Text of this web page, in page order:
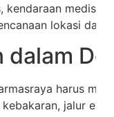
kendaraan medis,
lokasi dan
dalam
harus
jalur